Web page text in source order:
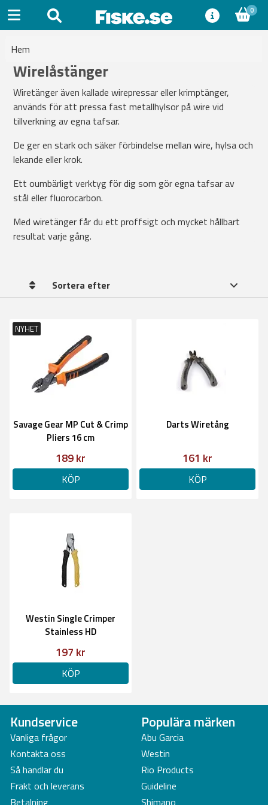
0
Hem
Wirelåstänger
Wiretänger även kallade wirepressar eller krimptänger,
används för att pressa fast metallhylsor på wire vid
tillverkning av egna tafsar.
De ger en stark och säker förbindelse mellan wire, hylsa och
lekande eller krok.
Ett oumbärligt verktyg för dig som gör egna tafsar av
stål eller fluorocarbon.
Med wiretänger får du ett proffsigt och mycket hållbart
resultat varje gång.
Sortera efter
NYHET
Savage Gear MP Cut & Crimp
Pliers 16 cm
189 kr
KÖP
Darts Wiretång
161 kr
KÖP
Westin Single Crimper
Stainless HD
197 kr
KÖP
Kundservice
Vanliga frågor
Kontakta oss
Så handlar du
Frakt och leverans
Betalning
Populära märken
Abu Garcia
Westin
Rio Products
Guideline
Shimano